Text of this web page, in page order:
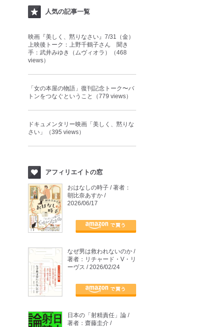
人気の記事一覧
映画『美しく、黙りなさい』7/31（金）
上映後トーク：上野千鶴子さん 聞き
手：武井みゆき（ムヴィオラ）（468
views）
「女の本屋の物語」復刊記念トーク〜バ
トンをつなぐということ（779 views）
ドキュメンタリー映画「美しく、黙りな
さい」（395 views）
アフィリエイトの窓
おはなしの時子 / 著者：
朝比奈あすか /
2026/06/17
なぜ男は救われないのか /
著者：リチャード・V・リ
ーヴス / 2026/02/24
日本の「射精責任」論 /
著者：齋藤圭介 /